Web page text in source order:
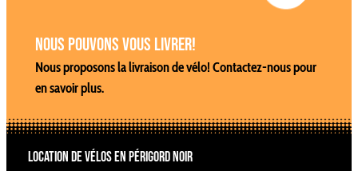
Nous pouvons vous livrer!
Nous proposons la livraison de vélo! Contactez-nous pour
en savoir plus.
LOCATION DE VÉLOS EN PÉRIGORD NOIR